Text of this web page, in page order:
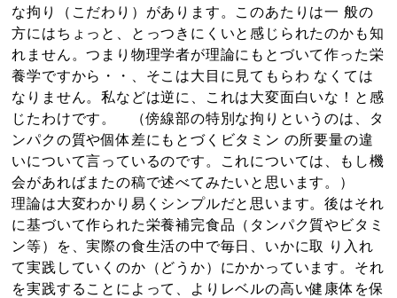
な拘り（こだわり）があります。このあたりは一 般の
方にはちょっと、とっつきにくいと感じられたのかも知
れません。つまり物理学者が理論にもとづいて作った栄
養学ですから・・、そこは大目に見てもらわ なくては
なりません。私などは逆に、これは大変面白いな！と感
じたわけです。 （傍線部の特別な拘りというのは、タ
ンパクの質や個体差にもとづくビタミン の所要量の違
いについて言っているのです。これについては、もし機
会があればまたの稿で述べてみたいと思います。）
理論は大変わかり易くシンプルだと思います。後はそれ
に基づいて作られた栄養補完食品（タンパク質やビタミ
ン等）を、実際の食生活の中で毎日、いかに取 り入れ
て実践していくのか（どうか）にかかっています。それ
を実践することによって、よりレベルの高い健康体を保